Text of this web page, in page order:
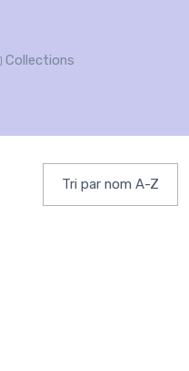
Collections